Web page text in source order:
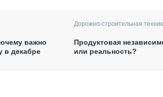
важно
в декабре
Дорожно-строительная
Продуктовая
или реальность?